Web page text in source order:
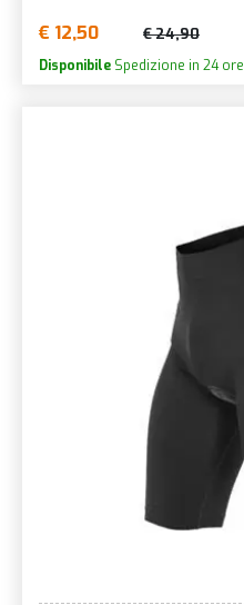
€ 12,50 € 24,90
Disponibile Spedizione in 24 ore